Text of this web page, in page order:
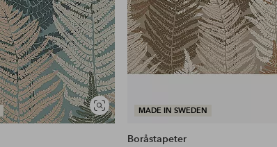
Visa
liknande
MADE IN SWEDEN
Boråstapeter